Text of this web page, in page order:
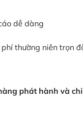
dễ dàng
thường niên trọn
phát hành và